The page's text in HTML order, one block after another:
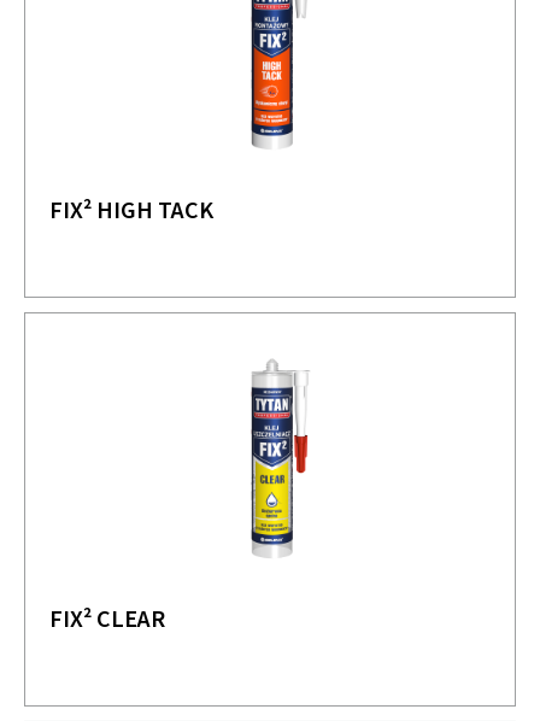
FIX² HIGH TACK
FIX² CLEAR